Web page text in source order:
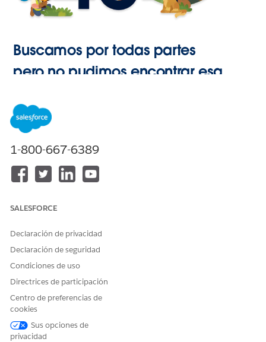
Buscamos por todas partes
pero no pudimos encontrar esa
1-800-667-6389
SALESFORCE
Declaración de privacidad
Declaración de seguridad
Condiciones de uso
Directrices de participación
Centro de preferencias de
cookies
Sus opciones de
privacidad